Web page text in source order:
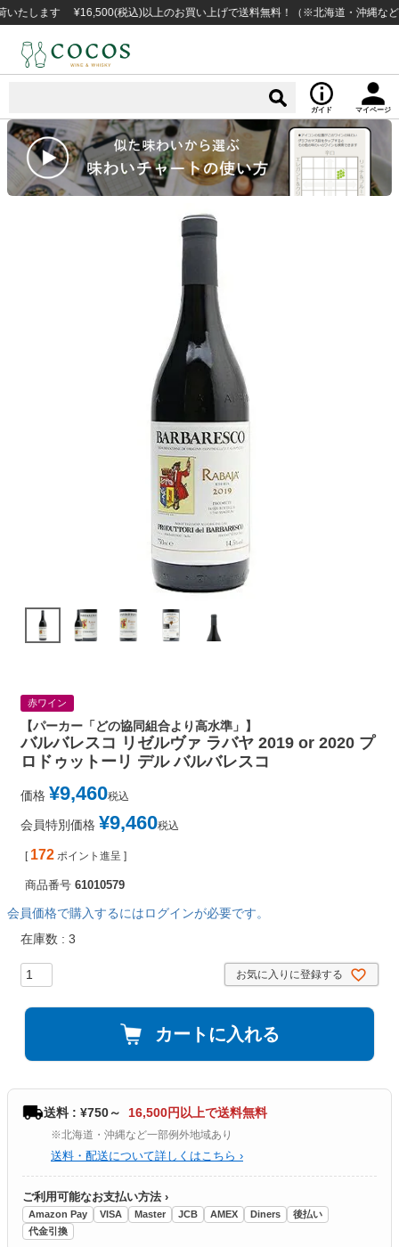
ます ¥16,500(税込)以上のお買い上げで送料無料！（※北海道・沖縄など一部例
ガイド マイページ
赤ワイン
【パーカー「どの協同組合より高水準」】
バルバレスコ リゼルヴァ ラバヤ 2019 or 2020 プ
ロドゥットーリ デル バルバレスコ
価格 ¥9,460税込
会員特別価格 ¥9,460税込
[ 172 ポイント進呈 ]
商品番号 61010579
会員価格で購入するにはログインが必要です。
在庫数
3
お気に入りに登録する
カートに入れる
送料 : ¥750～ 16,500円以上で送料無料
※北海道・沖縄など一部例外地域あり
送料・配送について詳しくはこちら ›
ご利用可能なお支払い方法 ›
Amazon Pay VISA Master JCB AMEX Diners
後払い
代金引換